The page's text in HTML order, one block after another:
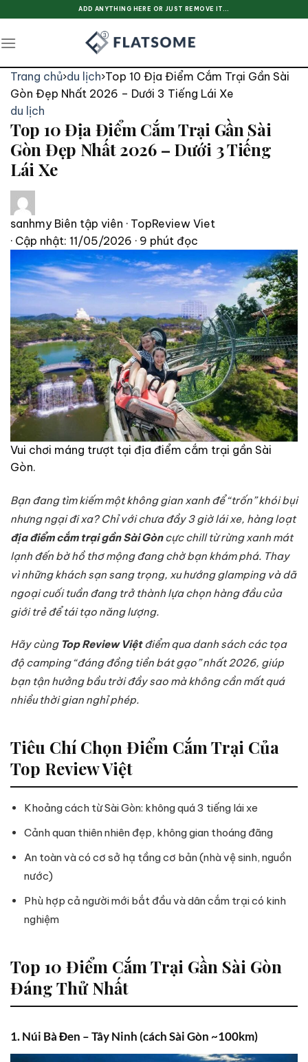
content
ADD ANYTHING HERE OR JUST REMOVE IT...
Trang chủ›du lịch›Top 10 Địa Điểm Cắm Trại Gần Sài
Gòn Đẹp Nhất 2026 – Dưới 3 Tiếng Lái Xe
du lịch
Top 10 Địa Điểm Cắm Trại Gần Sài
Gòn Đẹp Nhất 2026 – Dưới 3 Tiếng
Lái Xe
sanhmy Biên tập viên · TopReview Viet
· Cập nhật: 11/05/2026 · 9 phút đọc
Vui chơi máng trượt tại địa điểm cắm trại gần Sài
Gòn.
Bạn đang tìm kiếm một không gian xanh để “trốn” khói bụi
nhưng ngại đi xa? Chỉ với chưa đầy 3 giờ lái xe, hàng loạt
địa điểm cắm trại gần Sài Gòncực chill từ rừng xanh mát
lạnh đến bờ hồ thơ mộng đang chờ bạn khám phá. Thay
vì những khách sạn sang trọng, xu hướng glamping và dã
ngoại cuối tuần đang trở thành lựa chọn hàng đầu của
giới trẻ để tái tạo năng lượng.
Hãy cùng Top Review Việtđiểm qua danh sách các tọa
độ camping “đáng đồng tiền bát gạo” nhất 2026, giúp
bạn tận hưởng bầu trời đầy sao mà không cần mất quá
nhiều thời gian nghỉ phép.
Tiêu Chí Chọn Điểm Cắm Trại Của
Top Review Việt
Khoảng cách từ Sài Gòn: không quá 3 tiếng lái xe
Cảnh quan thiên nhiên đẹp, không gian thoáng đãng
An toàn và có cơ sở hạ tầng cơ bản (nhà vệ sinh, nguồn
nước)
Phù hợp cả người mới bắt đầu và dân cắm trại có kinh
nghiệm
Top 10 Điểm Cắm Trại Gần Sài Gòn
Đáng Thử Nhất
1. Núi Bà Đen – Tây Ninh (cách Sài Gòn ~100km)